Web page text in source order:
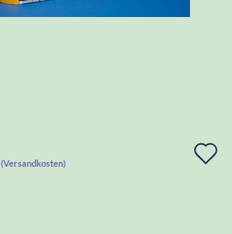
(Versandkosten)